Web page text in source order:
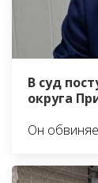
В суд
округа
Он